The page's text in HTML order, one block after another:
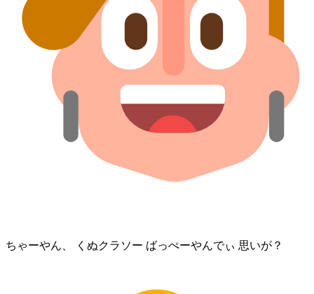
ちゃーやん、 くぬ⁠クラソー ばっぺーやんでぃ 思いが？